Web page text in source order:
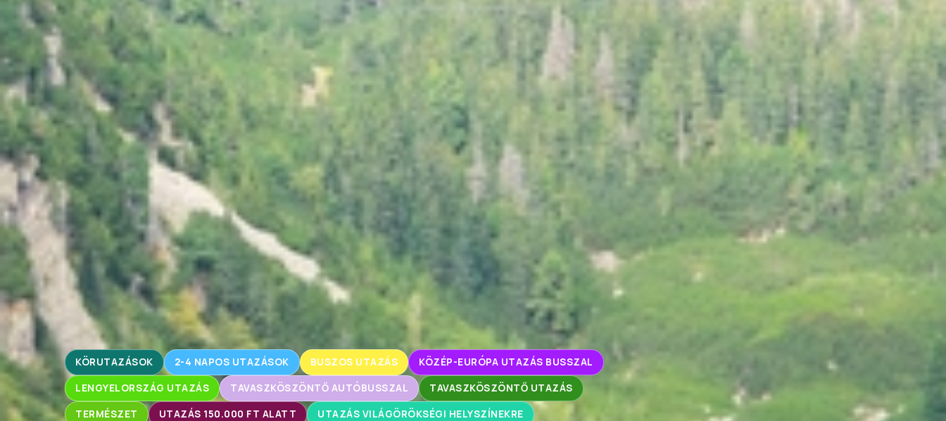
KÖRUTAZÁSOK 2-4 NAPOS UTAZÁSOK BUSZOS UTAZÁS KÖZÉP-EURÓPA UTAZÁS BUSSZAL
LENGYELORSZÁG UTAZÁS TAVASZKÖSZÖNTŐ AUTÓBUSSZAL TAVASZKÖSZÖNTŐ UTAZÁS
TERMÉSZET UTAZÁS 150.000 FT ALATT UTAZÁS VILÁGÖRÖKSÉGI HELYSZÍNEKRE